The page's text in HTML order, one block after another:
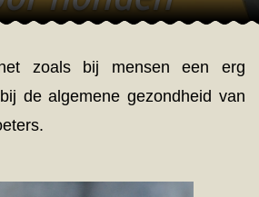
zoals bij mensen een erg
de algemene gezondheid van